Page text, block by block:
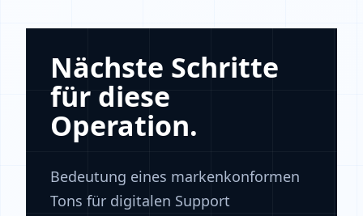
Nächste Schritte
für diese
Operation.
Bedeutung eines markenkonformen
Tons für digitalen Support